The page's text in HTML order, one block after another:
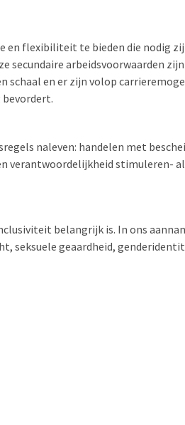
flexibiliteit te bieden die nodig
secundaire arbeidsvoorwaarden
schaal en er zijn volop
naleven: handelen met
verantwoordelijkheid stimuleren-
belangrijk is. In ons
seksuele geaardheid,